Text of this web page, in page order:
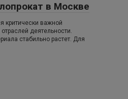
в Москве
критически важной
деятельности.
стабильно растет. Для